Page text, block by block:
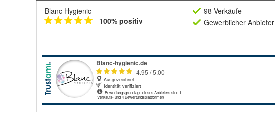
Blanc Hygienic
100% positiv
98 Verkäufe
Gewerblicher Anbieter